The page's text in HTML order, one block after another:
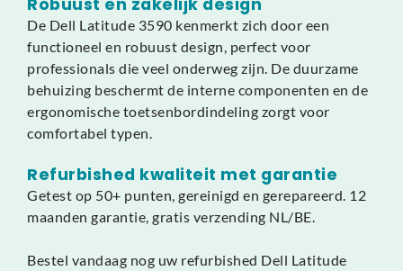
Robuust en zakelijk design
De Dell Latitude 3590 kenmerkt zich door een
functioneel en robuust design, perfect voor
professionals die veel onderweg zijn. De duurzame
behuizing beschermt de interne componenten en de
ergonomische toetsenbordindeling zorgt voor
comfortabel typen.
Refurbished kwaliteit met garantie
Getest op 50+ punten, gereinigd en gerepareerd. 12
maanden garantie, gratis verzending NL/BE.
Bestel vandaag nog uw refurbished Dell Latitude